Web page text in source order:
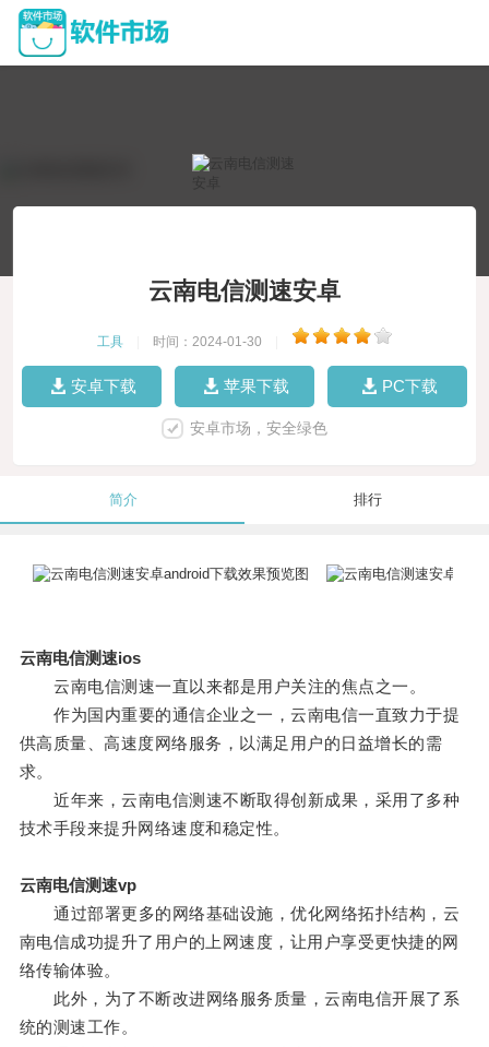
云南电信测速安卓
工具 时间：2024-01-30
安卓下载 苹果下载 PC下载
安卓市场，安全绿色
简介 排行
云南电信测速ios
云南电信测速一直以来都是用户关注的焦点之一。
作为国内重要的通信企业之一，云南电信一直致力于提
供高质量、高速度网络服务，以满足用户的日益增长的需
求。
近年来，云南电信测速不断取得创新成果，采用了多种
技术手段来提升网络速度和稳定性。
云南电信测速vp
通过部署更多的网络基础设施，优化网络拓扑结构，云
南电信成功提升了用户的上网速度，让用户享受更快捷的网
络传输体验。
此外，为了不断改进网络服务质量，云南电信开展了系
统的测速工作。